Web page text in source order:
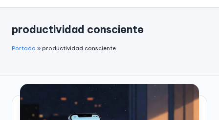
c
h
c
h
Crochet,
productividad consciente
Portada » productividad consciente